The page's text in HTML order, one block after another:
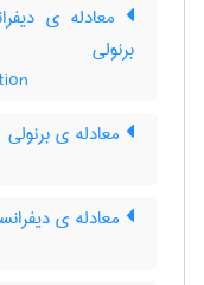
معادله ی
برنولی
معادله ی برنولی
معادله ی